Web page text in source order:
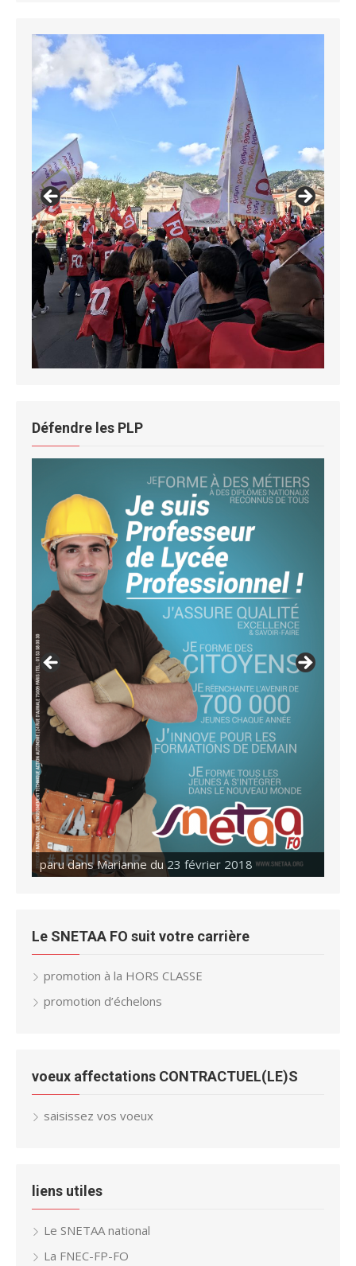
Défendre les PLP
paru dans Marianne du 23 février 2018
Le SNETAA FO suit votre carrière
promotion à la HORS CLASSE
promotion d’échelons
voeux affectations CONTRACTUEL(LE)S
saisissez vos voeux
liens utiles
Le SNETAA national
La FNEC-FP-FO